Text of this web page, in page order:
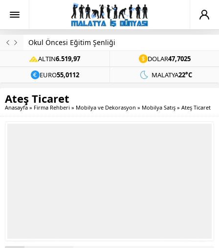
Okul Öncesi Eğitim Şenliği
ALTIN6.519,97 DOLAR47,7025
EURO55,0112 MALATYA22°C
Ateş Ticaret
Anasayfa » Firma Rehberi » Mobilya ve Dekorasyon » Mobilya Satış » Ateş Ticaret